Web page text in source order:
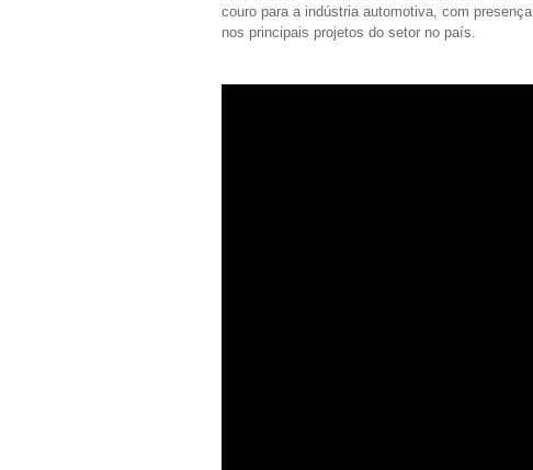
couro para a indústria automotiva, com presença
nos principais projetos do setor no país.